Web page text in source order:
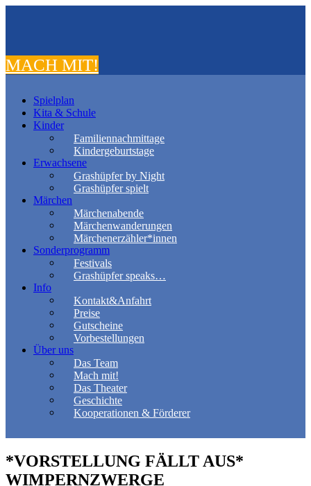
MACH MIT!
Spielplan
Kita & Schule
Kinder
Familiennachmittage
Kindergeburtstage
Erwachsene
Grashüpfer by Night
Grashüpfer spielt
Märchen
Märchenabende
Märchenwanderungen
Märchenerzähler*innen
Sonderprogramm
Festivals
Grashüpfer speaks…
Info
Kontakt&Anfahrt
Preise
Gutscheine
Vorbestellungen
Über uns
Das Team
Mach mit!
Das Theater
Geschichte
Kooperationen & Förderer
*VORSTELLUNG FÄLLT AUS*
WIMPERNZWERGE